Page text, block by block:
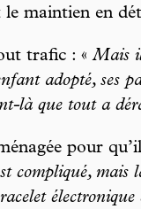
maintien en
trafic : «Mais
adopté, ses
là que tout a
pour
compliqué, mais
électronique